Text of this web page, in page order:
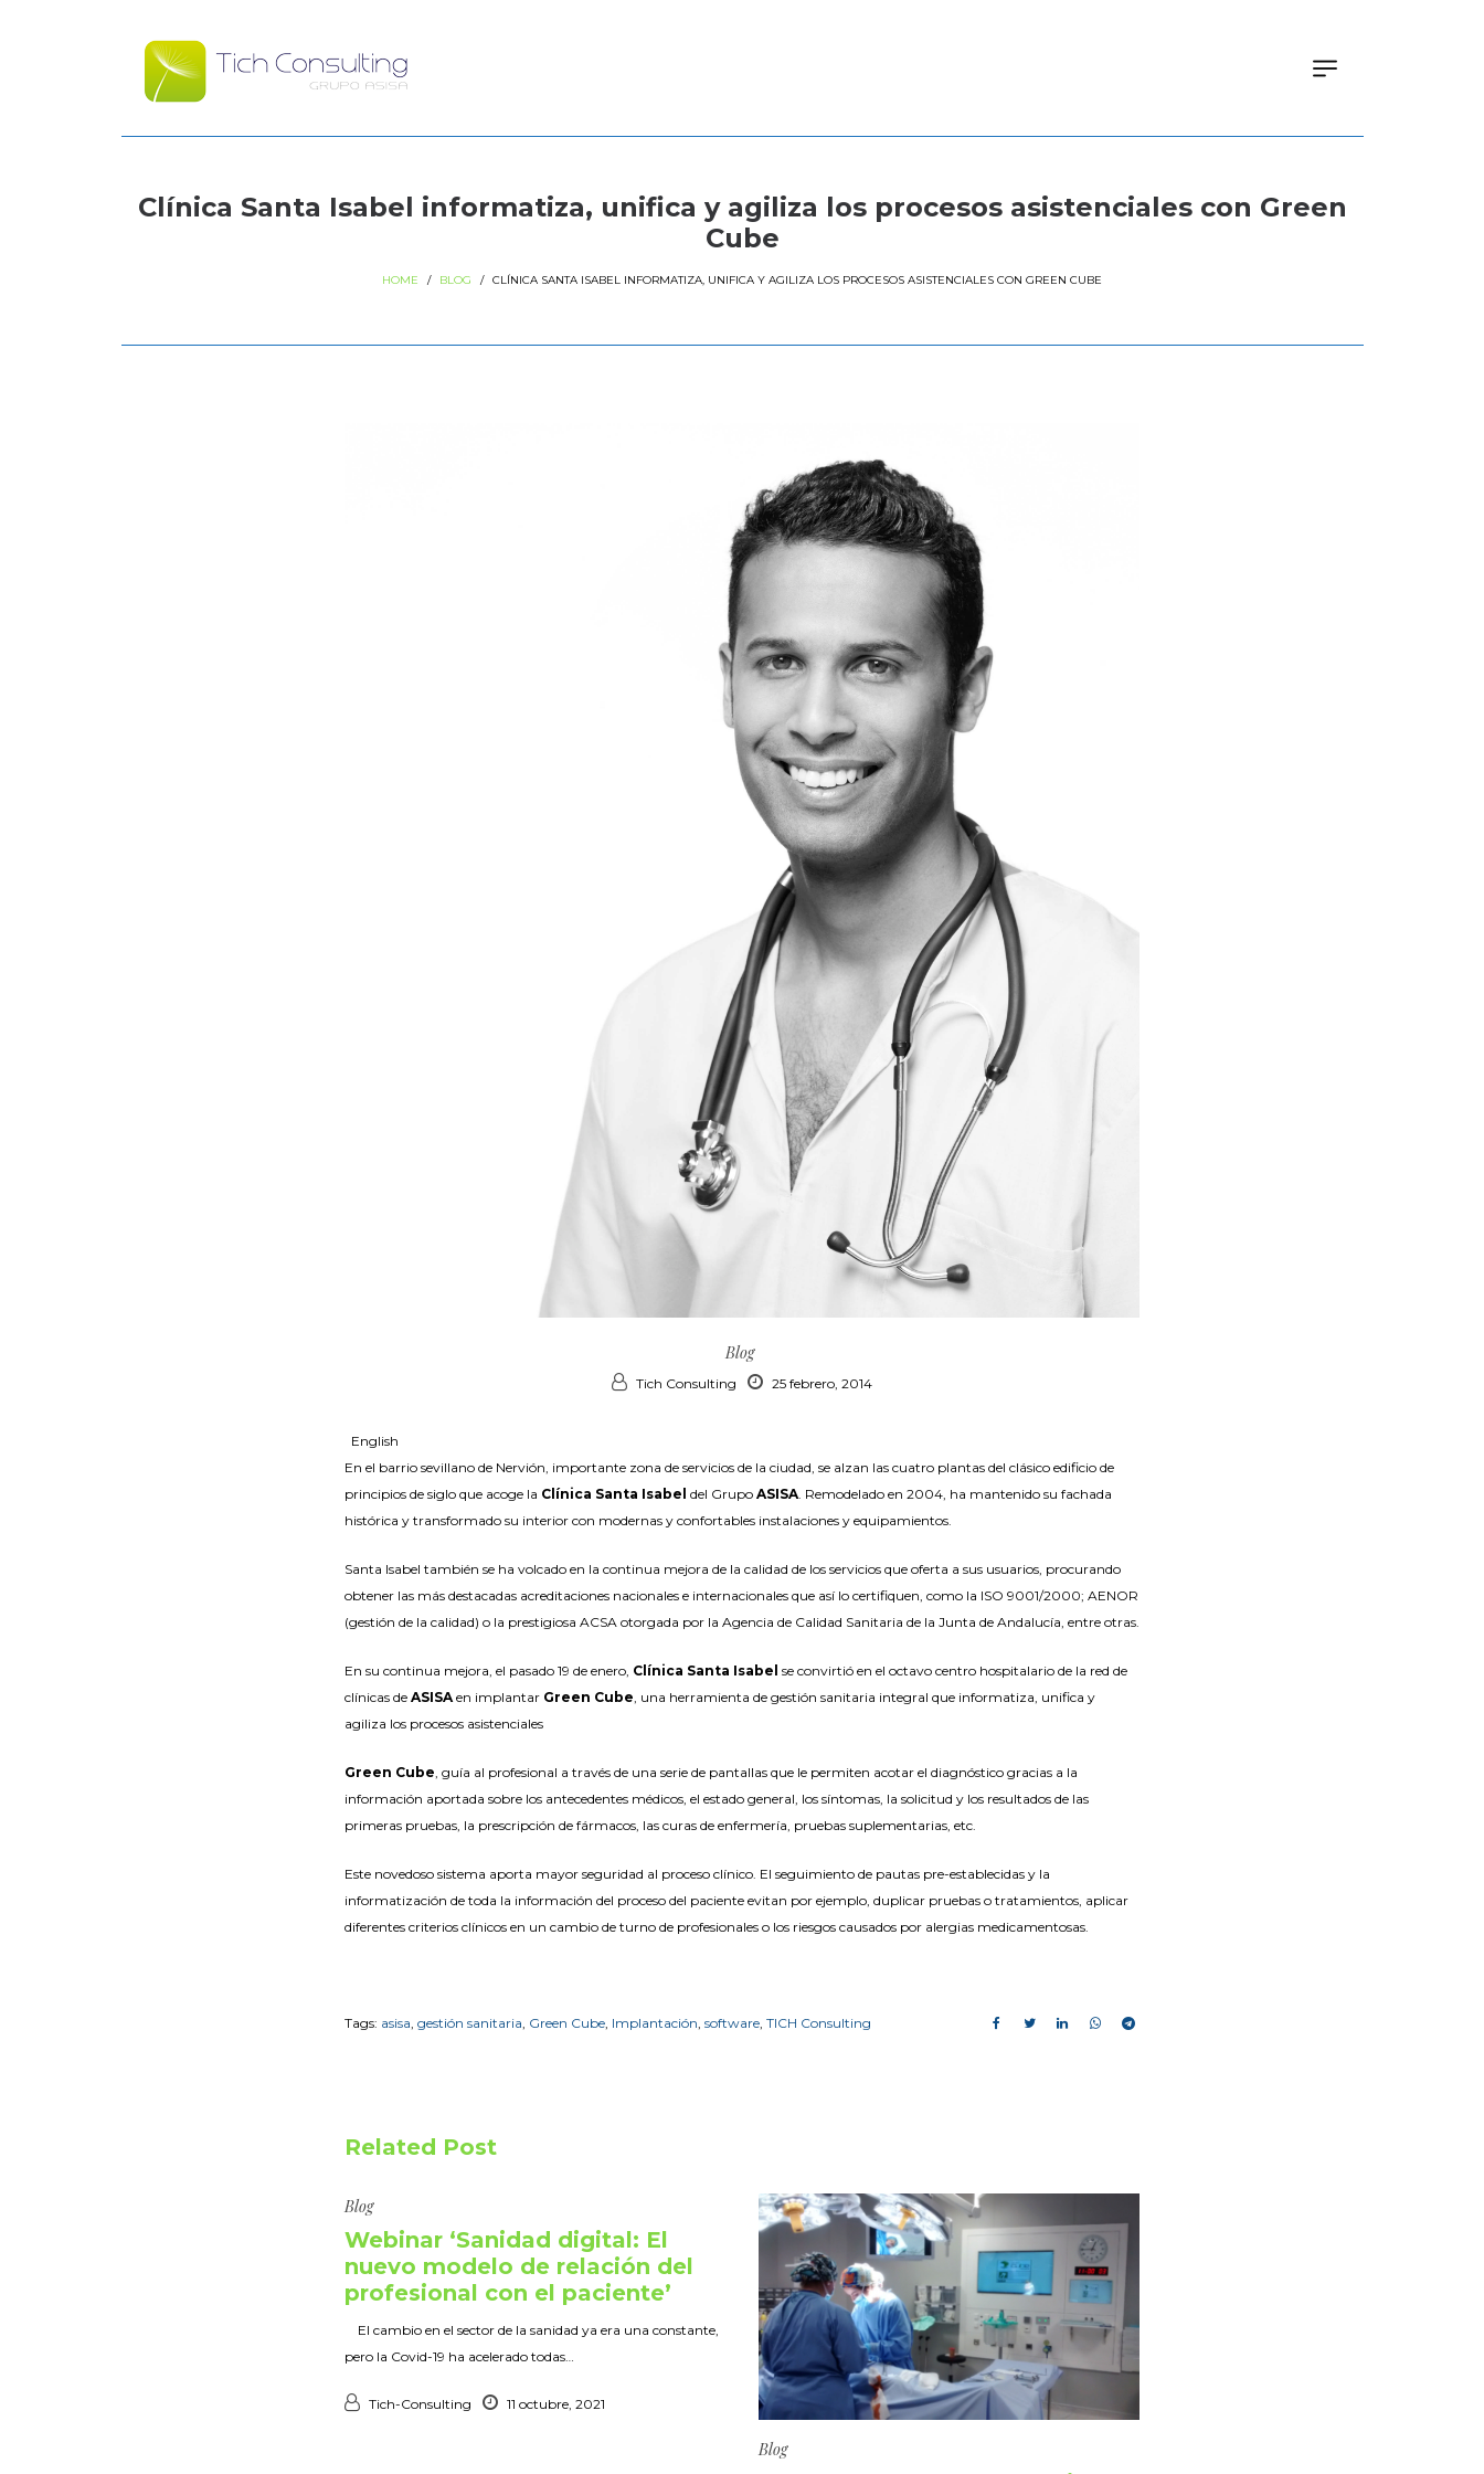
Clínica Santa Isabel informatiza, unifica y agiliza los procesos asistenciales con Green
Cube
HOME / BLOG / CLÍNICA SANTA ISABEL INFORMATIZA, UNIFICA Y AGILIZA LOS PROCESOS ASISTENCIALES CON GREEN CUBE
Blog
Tich Consulting 25 febrero, 2014
English
En el barrio sevillano de Nervión, importante zona de servicios de la ciudad, se alzan las cuatro plantas del clásico edificio de
principios de siglo que acoge la Clínica Santa Isabel del Grupo ASISA . Remodelado en 2004, ha mantenido su fachada
histórica y transformado su interior con modernas y confortables instalaciones y equipamientos.
Santa Isabel también se ha volcado en la continua mejora de la calidad de los servicios que oferta a sus usuarios, procurando
obtener las más destacadas acreditaciones nacionales e internacionales que así lo certifiquen, como la ISO 9001/2000; AENOR
(gestión de la calidad) o la prestigiosa ACSA otorgada por la Agencia de Calidad Sanitaria de la Junta de Andalucía, entre otras.
En su continua mejora, el pasado 19 de enero, Clínica Santa Isabel se convirtió en el octavo centro hospitalario de la red de
clínicas de ASISA en implantar Green Cube , una herramienta de gestión sanitaria integral que informatiza, unifica y
agiliza los procesos asistenciales
Green Cube , guía al profesional a través de una serie de pantallas que le permiten acotar el diagnóstico gracias a la
información aportada sobre los antecedentes médicos, el estado general, los síntomas, la solicitud y los resultados de las
primeras pruebas, la prescripción de fármacos, las curas de enfermería, pruebas suplementarias, etc.
Este novedoso sistema aporta mayor seguridad al proceso clínico. El seguimiento de pautas pre-establecidas y la
informatización de toda la información del proceso del paciente evitan por ejemplo, duplicar pruebas o tratamientos, aplicar
diferentes criterios clínicos en un cambio de turno de profesionales o los riesgos causados por alergias medicamentosas.
Tags: asisa gestión sanitaria Green Cube Implantación software TICH Consulting
Related Post
Blog
Webinar ‘Sanidad digital: El
nuevo modelo de relación del
profesional con el paciente’
El cambio en el sector de la sanidad ya era una constante,
pero la Covid-19 ha acelerado todas…
Tich-Consulting 11 octubre, 2021
Blog